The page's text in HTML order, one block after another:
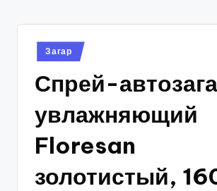
Опубликовано
в
Загар
Спрей-
увлажняющий
Floresan
золотистый,